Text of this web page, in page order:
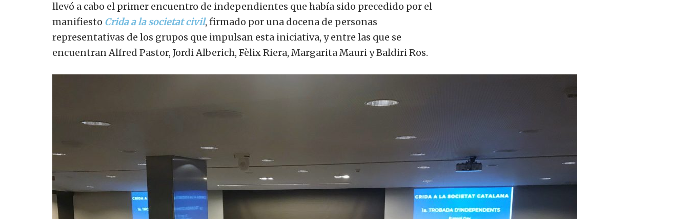
llevó a cabo el primer encuentro de independientes que había sido precedido por el
manifiesto Cridaa la societat civil, firmado por una docena de personas
representativas de los grupos que impulsan esta iniciativa, y entre las que se
encuentranAlfred Pastor, JordiAlberich, FèlixRiera, MargaritaMauriyBaldiriRos.